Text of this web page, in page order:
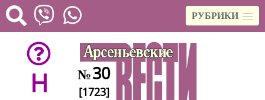
РУБРИКИ
H №30
[1723]